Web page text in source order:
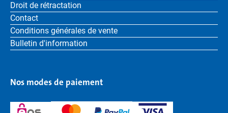
Droit de rétractation
Contact
Conditions générales de vente
Bulletin d'information
Nos modes de paiement